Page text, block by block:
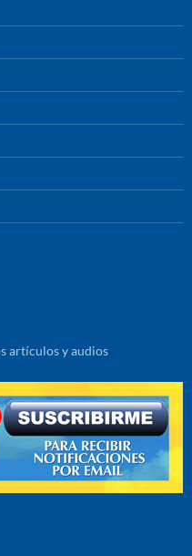
artículos y audios